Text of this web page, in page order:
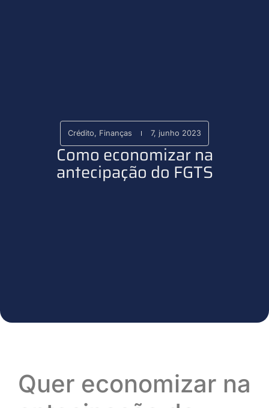
Crédito, Finanças 7, junho 2023
Como economizar na
antecipação do FGTS
Quer economizar na